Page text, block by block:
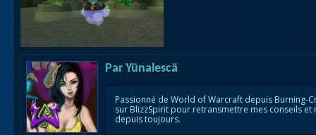
Par Yünalescä
Passionné de World of Warcraft depuis Burning-
sur BlizzSpirit pour retransmettre mes conseils
depuis toujours.